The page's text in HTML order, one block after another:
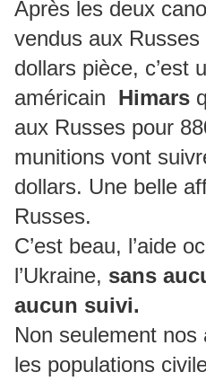
Après les deux
vendus aux
dollars pièce, c’est
américain Himars
aux Russes pour
munitions vont
dollars. Une belle
Russes.
C’est beau, l’aide
l’Ukraine, sans
aucun suivi.
Non seulement
les populations